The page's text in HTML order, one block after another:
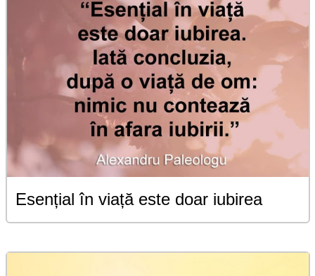
Esențial în viață este doar iubirea